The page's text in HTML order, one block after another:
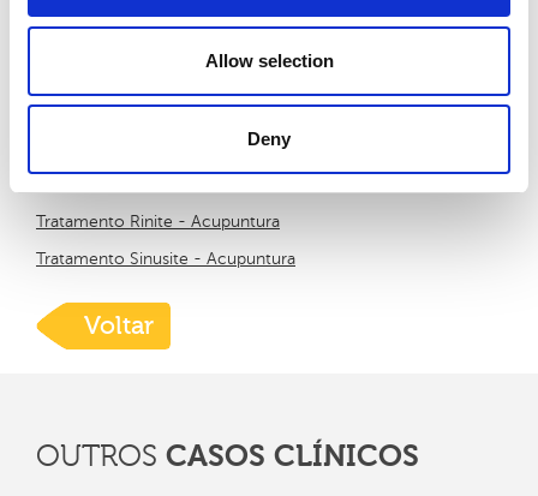
Allow selection
Deny
Tratamento Rinite - Acupuntura
Tratamento Sinusite - Acupuntura
Voltar
OUTROS CASOS CLÍNICOS